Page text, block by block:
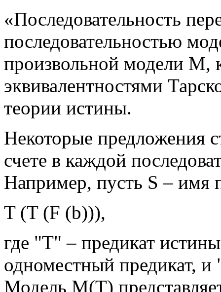
«Последовательность
последовательностью
произвольной модели М,
эквивалентностями
теории истины.
Некоторые предложения
счете в каждой
Например, пусть S – имя
T (T (F (b))),
где "T" – предикат
одноместный предикат,
Модель М(T)